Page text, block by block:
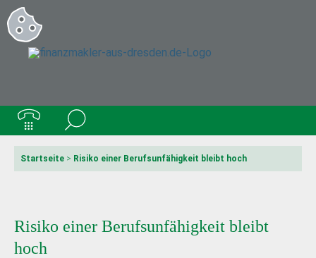
Startseite > Risiko einer Berufsunfähigkeit bleibt hoch
Risiko einer Berufsunfähigkeit bleibt
hoch